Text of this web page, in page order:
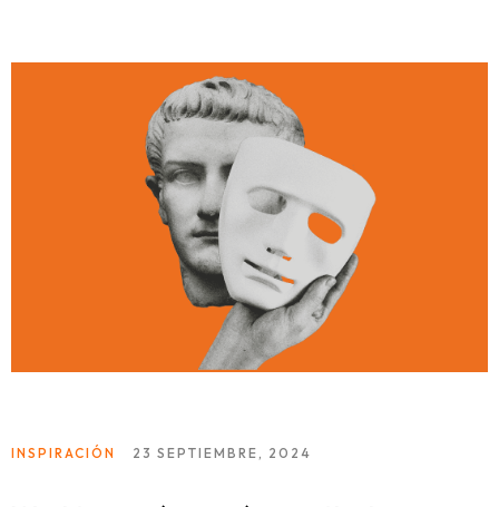
INSPIRACIÓN 23 SEPTIEMBRE, 2024